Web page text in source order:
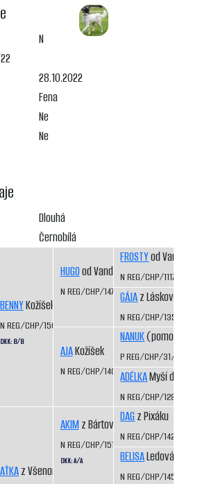
N
28.10.2022
Fena
Ne
Ne
Dlouhá
Černobílá
16/21
BENNYKožíšek
N REG/CHP/1560/11/12
DKK: B/B
AŤKAz Všenorských strání
HUGOod Vandy z Hájů
N REG/CHP/1470/08/10
AJAKožíšek
N REG/CHP/1409/07/10
AKIMz Bártova háje
N REG/CHP/1512/09/11
DKK: A/A
FROSTYod Vandy z
N REG/CHP/1117/99/02
GÁJAz Láskova
N REG/CHP/1356/04/
NANUK(pomocný
P REG/CHP/31/99/01
ADÉLKAMyší díra
N REG/CHP/1285/02/06
DAGz Pixáku
N REG/CHP/1425/07/09
BELISALedová bouře
N REG/CHP/1453/07/09